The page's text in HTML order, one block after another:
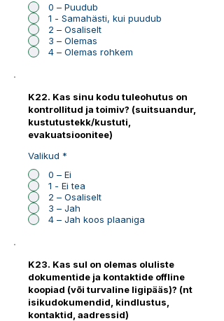
0 – Puudub
1 - Samahästi, kui puudub
2 – Osaliselt
3 – Olemas
4 – Olemas rohkem
K22. Kas sinu kodu tuleohutus on
kontrollitud ja toimiv? (suitsuandur,
kustutustekk/kustuti,
evakuatsioonitee)
Valikud *
0 – Ei
1 - Ei tea
2 – Osaliselt
3 – Jah
4 – Jah koos plaaniga
K23. Kas sul on olemas oluliste
dokumentide ja kontaktide offline
koopiad (või turvaline ligipääs)? (nt
isikudokumendid, kindlustus,
kontaktid, aadressid)